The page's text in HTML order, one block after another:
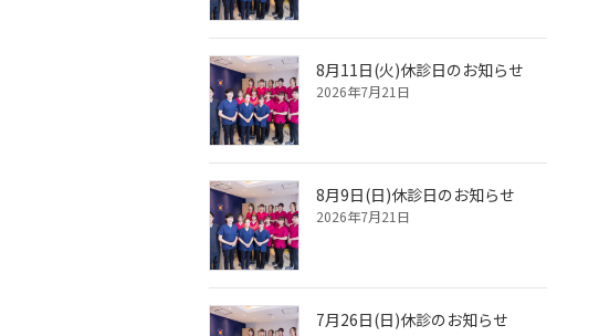
8月11日(火)休診日のお知らせ
2026年7月21日
8月9日(日)休診日のお知らせ
2026年7月21日
7月26日(日)休診のお知らせ